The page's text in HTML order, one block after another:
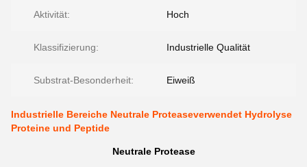
Aktivität: Hoch
Klassifizierung: Industrielle Qualität
Substrat-Besonderheit: Eiweiß
Industrielle Bereiche Neutrale Proteaseverwendet Hydrolyse
Proteine und Peptide
Neutrale Protease